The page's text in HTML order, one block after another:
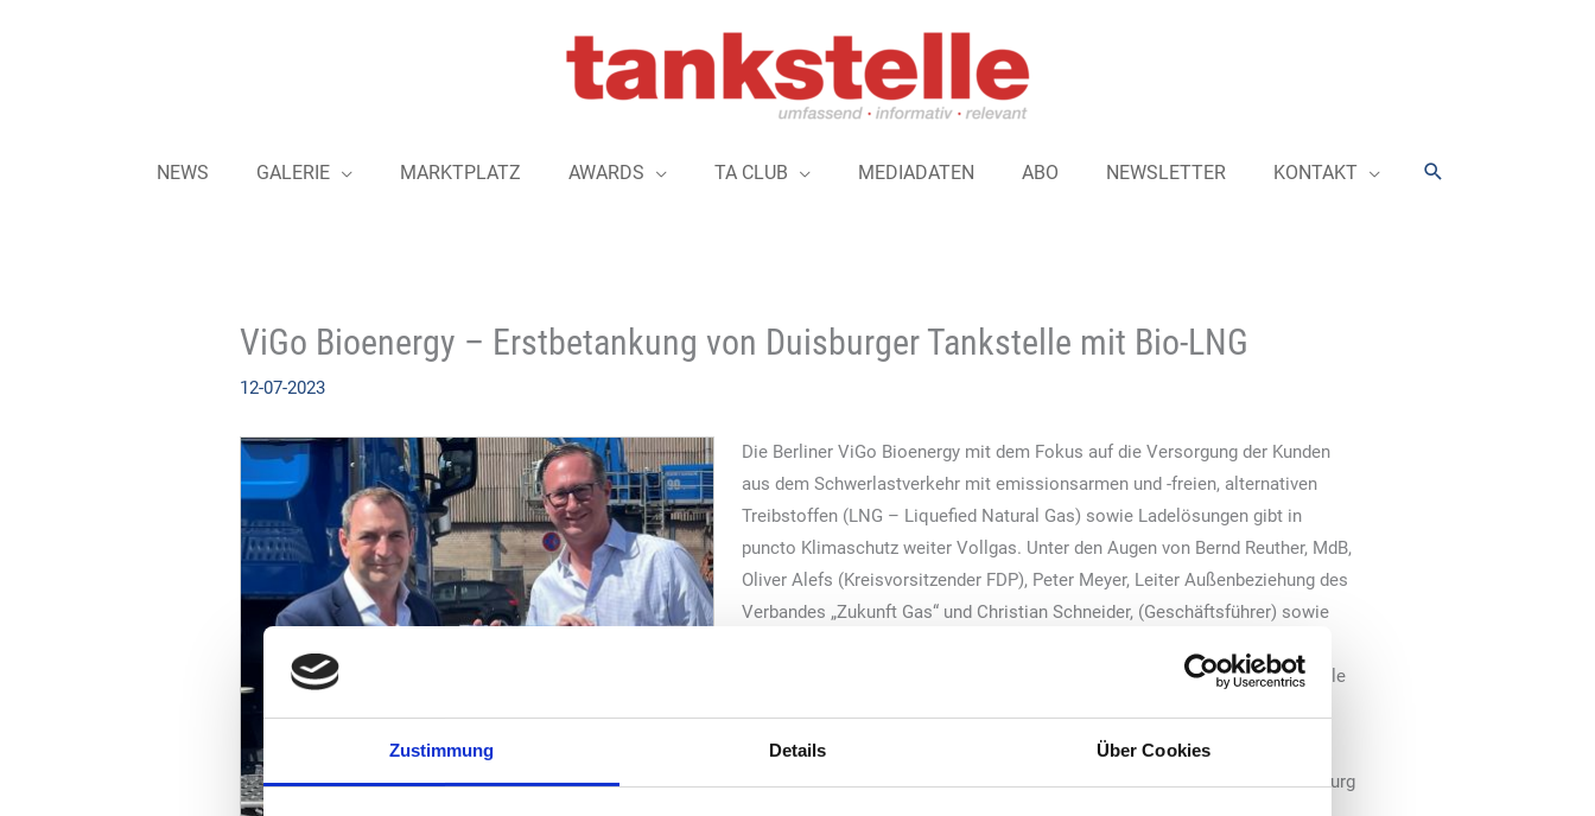
Zustimmung Details Über Cookies
NEWS GALERIE MARKTPLATZ AWARDS TA CLUB MEDIADATEN ABO NEWSLETTER KONTAKT Suchen
ViGo Bioenergy – Erstbetankung von Duisburger Tankstelle mit Bio-LNG
12-07-2023
Die Berliner ViGo Bioenergy mit dem Fokus auf die Versorgung der Kunden
aus dem Schwerlastverkehr mit emissionsarmen und -freien, alternativen
Treibstoffen (LNG – Liquefied Natural Gas) sowie Ladelösungen gibt in
puncto Klimaschutz weiter Vollgas. Unter den Augen von Bernd Reuther, MdB,
Oliver Alefs (Kreisvorsitzender FDP), Peter Meyer, Leiter Außenbeziehung des
Verbandes „Zukunft Gas“ und Christian Schneider, (Geschäftsführer) sowie
Juli 2023 die Erstbetankung der unternehmenseigenen Duisburger Tankstelle
Dieses Biogas entsteht ausschließlich aus Gülle und weiteren Reststoffen.
„Damit werden wir den nächsten Schritt in Richtung eines CO2-freien Duisburg